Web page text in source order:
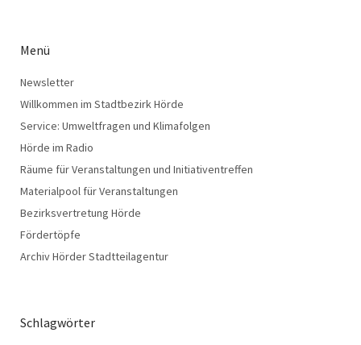
Menü
Newsletter
Willkommen im Stadtbezirk Hörde
Service: Umweltfragen und Klimafolgen
Hörde im Radio
Räume für Veranstaltungen und Initiativentreffen
Materialpool für Veranstaltungen
Bezirksvertretung Hörde
Fördertöpfe
Archiv Hörder Stadtteilagentur
Schlagwörter